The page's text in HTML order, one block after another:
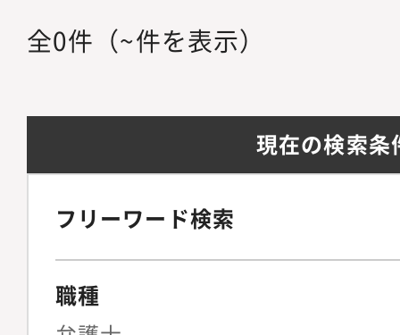
全0件 （~件を表示）
現在の検索条
フリーワード検索
職種